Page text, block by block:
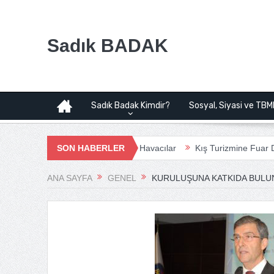
Sadık BADAK
Sadık Badak Kimdir? Sosyal, Siyasi ve
SON HABERLER
Projesi | Bağımsız Havacılar Kış Turizmine Fuar
ANA SAYFA GENEL KURULUŞUNA KATKIDA